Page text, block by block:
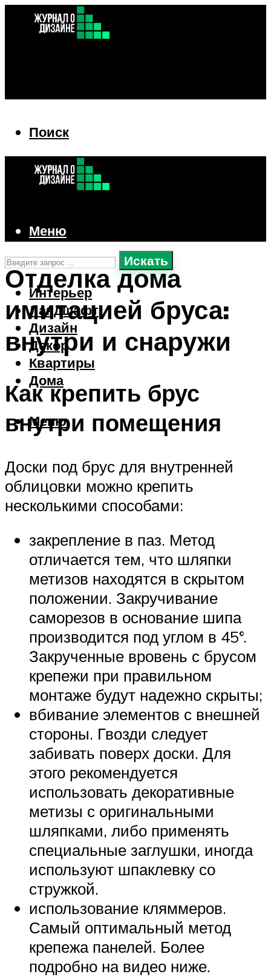
Поиск
Искать
Интерьер
Ландшафт
Дизайн
Декор
Квартиры
Дома
Меню
Меню
Отделка дома
имитацией бруса:
внутри и снаружи
Как крепить брус
внутри помещения
Доски под брус для внутренней
облицовки можно крепить
несколькими способами:
закрепление в паз. Метод
отличается тем, что шляпки
метизов находятся в скрытом
положении. Закручивание
саморезов в основание шипа
производится под углом в 45°.
Закрученные вровень с брусом
крепежи при правильном
монтаже будут надежно скрыты;
вбивание элементов с внешней
стороны. Гвозди следует
забивать поверх доски. Для
этого рекомендуется
использовать декоративные
метизы с оригинальными
шляпками, либо применять
специальные заглушки, иногда
используют шпаклевку со
стружкой.
использование кляммеров.
Самый оптимальный метод
крепежа панелей. Более
подробно на видео ниже.